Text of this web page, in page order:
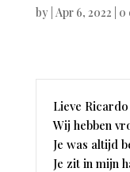
by Apr 6, 2022 0
Lieve
Wij hebben
Je was altijd
Je zit in mijn